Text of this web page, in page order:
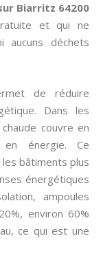
Biarritz 64200
et qui ne
aucuns déchets
de réduire
Dans les
couvre en
énergie. Ce
bâtiments plus
énergétiques
ampoules
environ 60%
ce qui est une